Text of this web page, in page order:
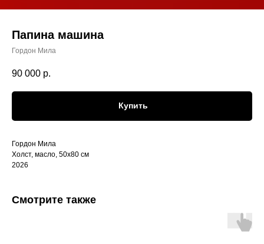
Папина машина
Гордон Мила
90 000 р.
Купить
Гордон Мила
Холст, масло, 50х80 см
2026
Смотрите также